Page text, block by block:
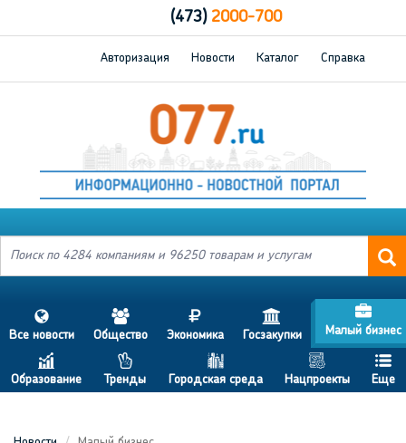
(473)2000-700
Авторизация Новости Каталог Справка
s
Все новости
a
Общество
j
Экономика
h
Госзакупки
d
Малый бизнес
c
Образование
p
Тренды
b
Городская среда
g
Нацпроекты
f
Еще